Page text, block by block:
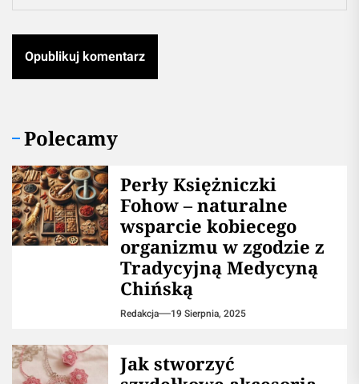
Polecamy
Perły Księżniczki
Fohow – naturalne
wsparcie kobiecego
organizmu w zgodzie z
Tradycyjną Medycyną
Chińską
Redakcja 19 Sierpnia, 2025
Jak stworzyć